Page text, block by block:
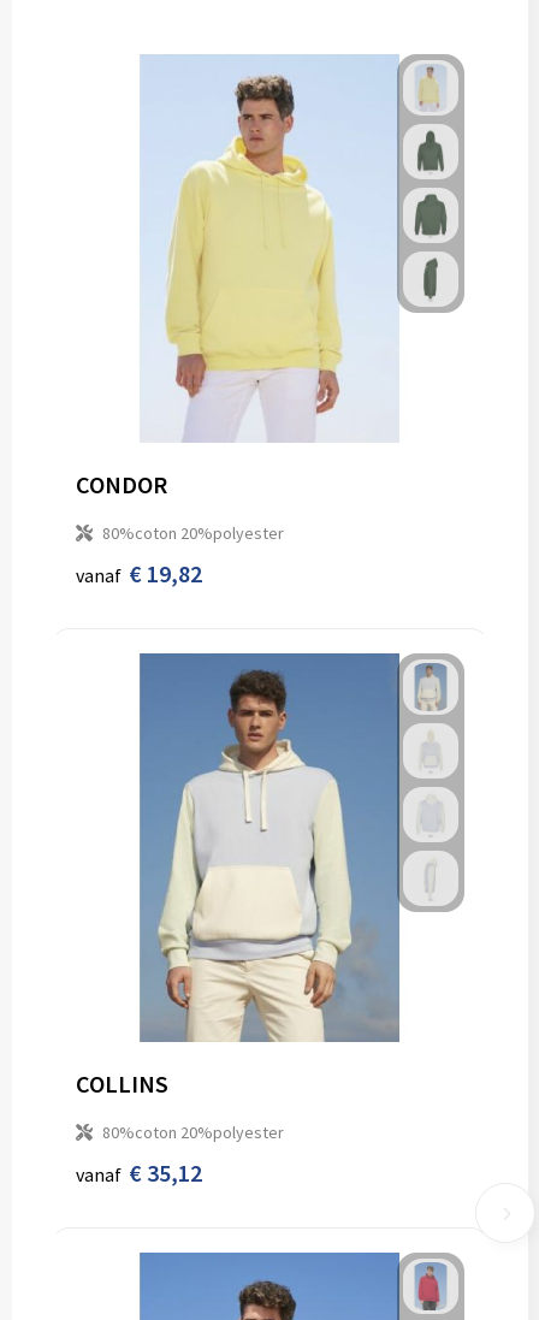
CONDOR
80%coton 20%polyester
vanaf € 19,82
COLLINS
80%coton 20%polyester
vanaf € 35,12